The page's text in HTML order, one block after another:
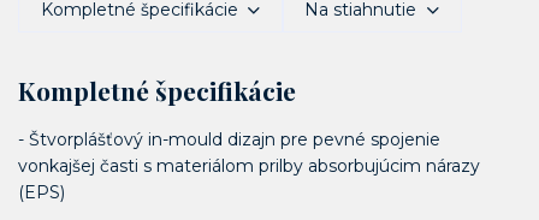
Kompletné špecifikácie Na stiahnutie
Kompletné špecifikácie
- Štvorplášťový in-mould dizajn pre pevné spojenie
vonkajšej časti s materiálom prilby absorbujúcim nárazy
(EPS)